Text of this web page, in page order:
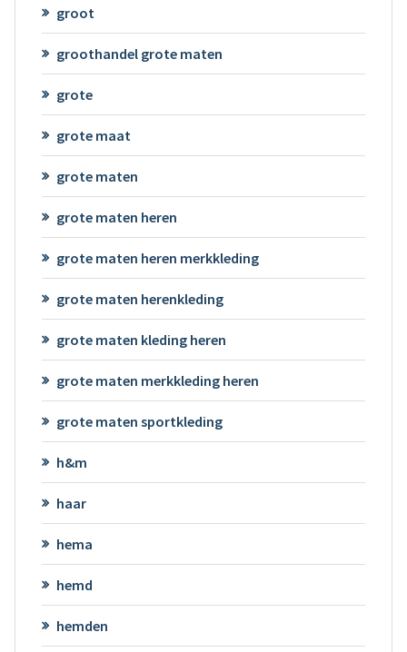
groot
groothandel grote maten
grote
grote maat
grote maten
grote maten heren
grote maten heren merkkleding
grote maten herenkleding
grote maten kleding heren
grote maten merkkleding heren
grote maten sportkleding
h&m
haar
hema
hemd
hemden